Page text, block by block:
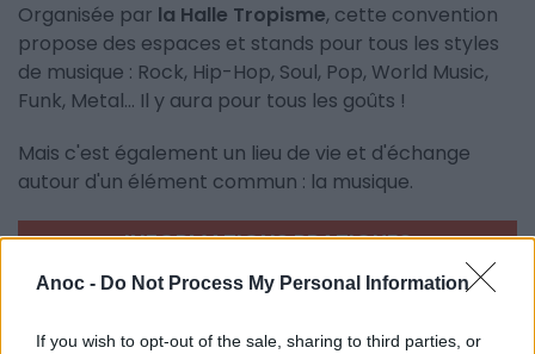
Anoc - Do Not Process My Personal Information
If you wish to opt-out of the sale, sharing to third parties, or
Organisée par la Halle Tropisme, cette convention
propose des espaces et stands pour tous les styles
de musique : Rock, Hip-Hop, Soul, Pop, World Music,
Funk, Metal... Il y aura pour tous les goûts !
Mais c'est également un lieu de vie et d'échange
autour d'un élément commun : la musique.
INFORMATIONS PRATIQUES
DATES ET HORAIRES
De 10h à 18h